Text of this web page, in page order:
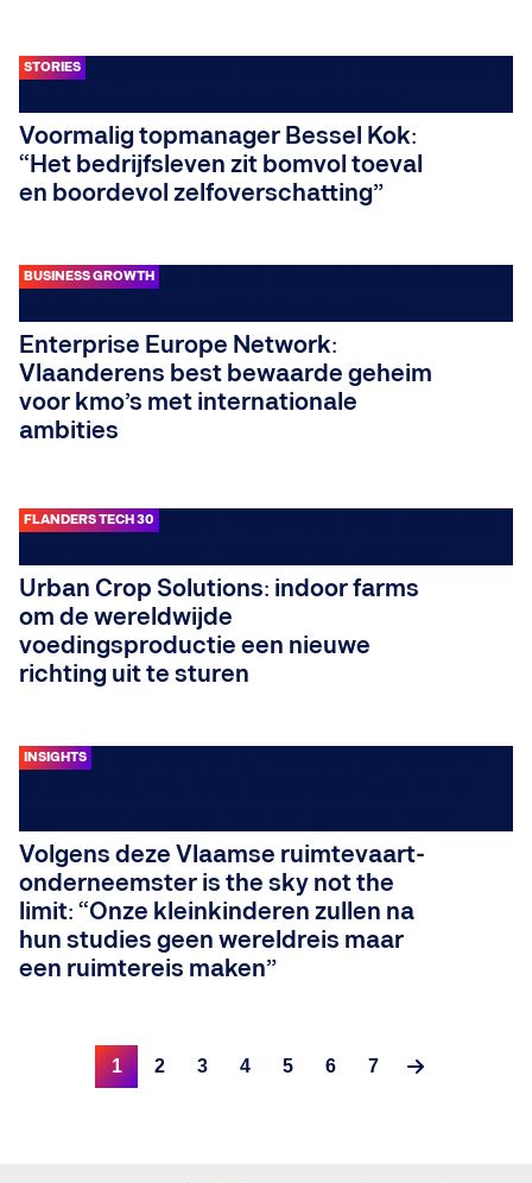
STORIES
Voormalig topmanager Bessel Kok:
“Het bedrijfsleven zit bomvol toeval
en boordevol zelfoverschatting”
BUSINESS GROWTH
Enterprise Europe Network:
Vlaanderens best bewaarde geheim
voor kmo’s met internationale
ambities
FLANDERS TECH 30
Urban Crop Solutions: indoor farms
om de wereldwijde
voedingsproductie een nieuwe
richting uit te sturen
INSIGHTS
Volgens deze Vlaamse ruimtevaart-
onderneemster is the sky not the
limit: “Onze kleinkinderen zullen na
hun studies geen wereldreis maar
een ruimtereis maken”
1 2 3 4 5 6 7